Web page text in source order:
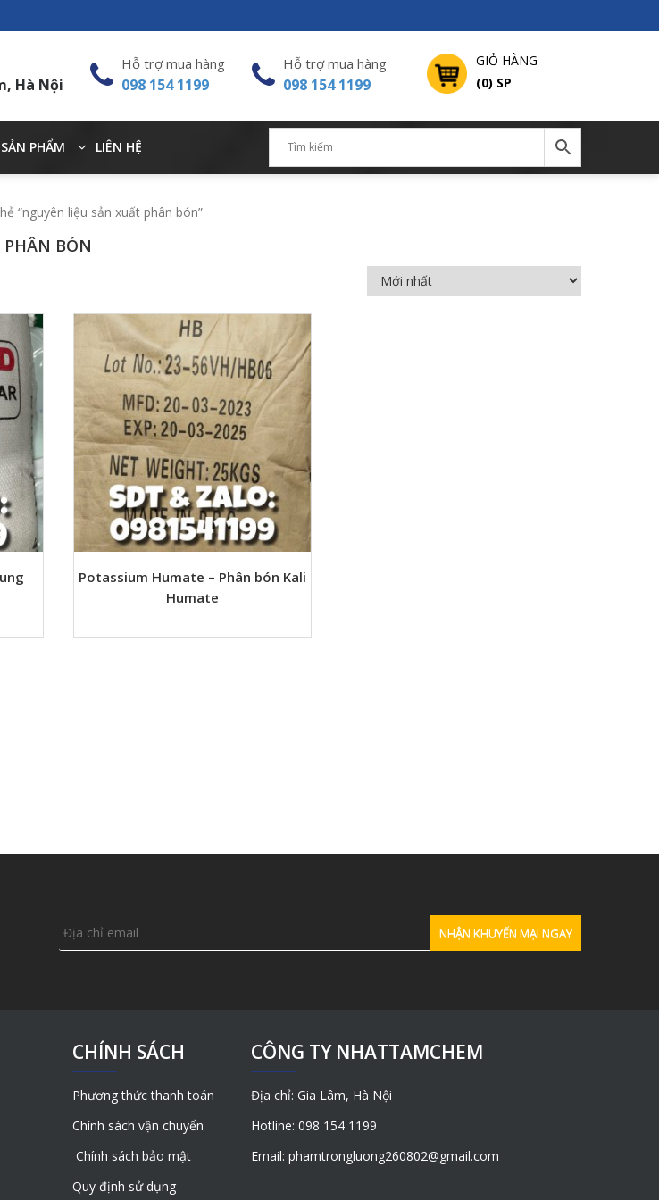
GIỎ HÀNG
(0) SP
Hà Nội
Hỗ trợ mua hàng
098 154 1199
Hỗ trợ mua hàng
098 154 1199
SẢN PHẨM LIÊN HỆ
“nguyên liệu sản xuất phân bón”
PHÂN BÓN
Potassium Humate – Phân bón Kali
Humate
CHÍNH SÁCH
Phương thức thanh toán
Chính sách vận chuyển
Chính sách bảo mật
Quy định sử dụng
CÔNG TY NHATTAMCHEM
Địa chỉ: Gia Lâm, Hà Nội
Hotline: 098 154 1199
Email: phamtrongluong260802@gmail.com